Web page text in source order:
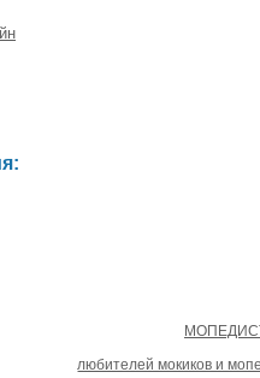
любителей мокиков и